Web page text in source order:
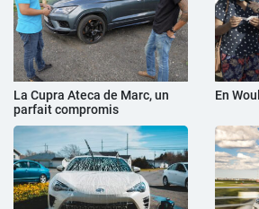
La Cupra Ateca de Marc, un
parfait compromis
En